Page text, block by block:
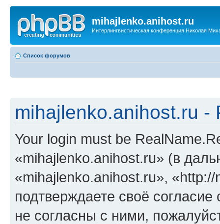
mihajlenko.anihost.ru
Интерлингвистическая конференция Николая
Список форумов
mihajlenko.anihost.ru -
Your login must be
«mihajlenko.anihost.ru» (в
«mihajlenko.anihost.ru»,
подтверждаете своё
не согласны с ними,